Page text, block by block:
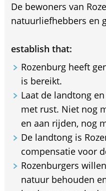
De bewoners van
natuurliefhebbers en
establish that:
Rozenburg heeft
is bereikt.
Laat de landtong
met rust. Niet nog
en aan rijden, nog
De landtong is
compensatie voor
Rozenburgers
natuur behouden